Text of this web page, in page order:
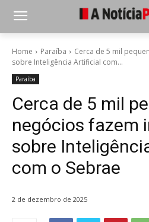
Home Paraíba
Cerca de 5 mil
sobre Inteligência Artificial com...
Paraíba
Cerca de 5 mil
negócios fazem
sobre
com o Sebrae
2 de dezembro de 2025